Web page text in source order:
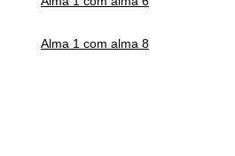
Alma 1 com alma 8